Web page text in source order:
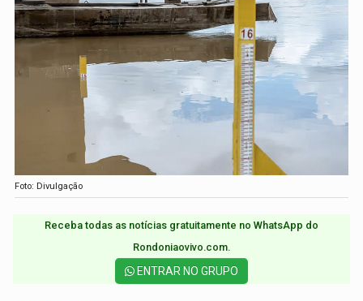
Foto: Divulgação
Receba todas as notícias gratuitamente no WhatsApp do
Rondoniaovivo.com.​
ENTRAR NO GRUPO